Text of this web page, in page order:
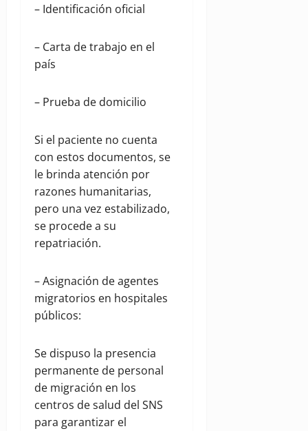
– Identificación oficial
– Carta de trabajo en el
país
– Prueba de domicilio
Si el paciente no cuenta
con estos documentos, se
le brinda atención por
razones humanitarias,
pero una vez estabilizado,
se procede a su
repatriación.
– Asignación de agentes
migratorios en hospitales
públicos:
Se dispuso la presencia
permanente de personal
de migración en los
centros de salud del SNS
para garantizar el